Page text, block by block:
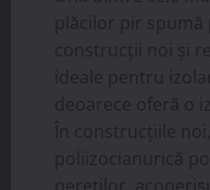
plăcilor pir spumă
construcții noi și
ideale pentru
deoarece oferă o
În construcțiile
poliizocianurică